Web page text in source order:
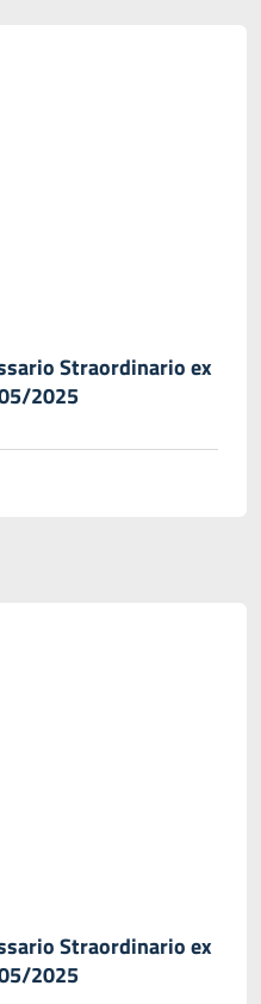
Straordinario ex
2025
Straordinario ex
2025